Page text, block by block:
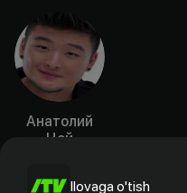
Анатолий
Цой
Ilovaga o'tish